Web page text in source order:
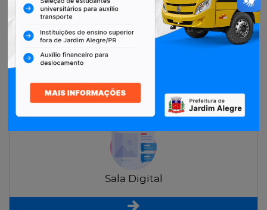
Restituição de Contribuintes
Sala Digital